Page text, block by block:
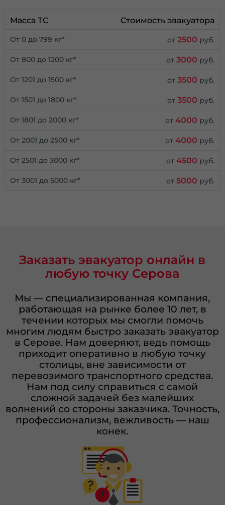
Масса ТС Стоимость эвакуатора
От 0 до 799 кг* от2500 руб.
От 800 до 1200 кг* от3000 руб.
От 1201 до 1500 кг* от3500 руб.
От 1501 до 1800 кг* от3500 руб.
От 1801 до 2000 кг* от4000 руб.
От 2001 до 2500 кг* от4000 руб.
От 2501 до 3000 кг* от4500 руб.
От 3001 до 5000 кг* от5000 руб.
Заказать эвакуатор онлайн в
любую точку Серова
Мы — специализированная компания,
работающая на рынке более 10 лет, в
течении которых мы смогли помочь
многим людям быстро заказать эвакуатор
в Серове. Нам доверяют, ведь помощь
приходит оперативно в любую точку
столицы, вне зависимости от
перевозимого транспортного средства.
Нам под силу справиться с самой
сложной задачей без малейших
волнений со стороны заказчика. Точность,
профессионализм, вежливость — наш
конек.